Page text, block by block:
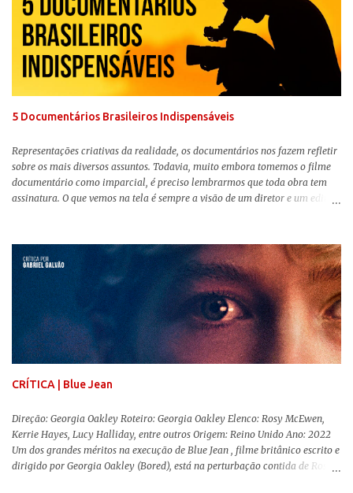
filme do ano até aqui. Repleto de criatividade, humor e sem medo de não se
levar a sério, a produção aborda temas complexos com críticas potentes. Já
conhecida por sua filmografia feminista, Gerwig traz uma reflexão de
como a Barbie se encaixa no mundo moderno, desenvolvendo a
importância e o impacto, positivo ou negativo, da boneca na vida das
pessoas. Isso tudo com um sentimento de nostalgia multigeracional. Na
5 Documentários Brasileiros Indispensáveis
Representações criativas da realidade, os documentários nos fazem refletir
sobre os mais diversos assuntos. Todavia, muito embora tomemos o filme
documentário como imparcial, é preciso lembrarmos que toda obra tem
assinatura. O que vemos na tela é sempre a visão de um diretor e um editor
sempre importante levarmos em conta quem assina e qual a função social
da obra. O cinema brasileiro é celeiro de grandes documentaristas, muitos
deles mundialmente reconhecidos. Pensando na variedade de estilos e
estéticas de se fazer documentários, selecionei 5 produções tupiniquins do
gênero que, para mim, são indispensáveis: ▼ Cabra Marcado para Morrer
(1984) , de Eduardo Coutinho Em 1964, devido ao golpe militar, Eduardo
Coutinho (Edifício Master) teve que abandonar as filmagens do
documentário sobre o assassinato do líder camponês Joã...
CRÍTICA | Blue Jean
Direção: Georgia Oakley Roteiro: Georgia Oakley Elenco: Rosy McEwen,
Kerrie Hayes, Lucy Halliday, entre outros Origem: Reino Unido Ano: 2022
Um dos grandes méritos na execução de Blue Jean , filme britânico escrito e
dirigido por Georgia Oakley (Bored), está na perturbação contida de Rosy